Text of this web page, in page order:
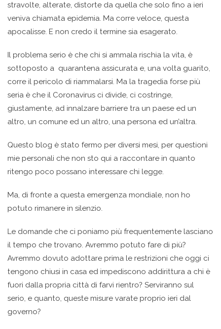
stravolte, alterate, distorte da quella che solo fino a ieri
veniva chiamata epidemia. Ma corre veloce, questa
apocalisse. E non credo il termine sia esagerato.
Il problema serio è che chi si ammala rischia la vita, è
sottoposto a quarantena assicurata e, una volta guarito,
corre il pericolo di riammalarsi. Ma la tragedia forse più
seria è che il Coronavirus ci divide, ci costringe,
giustamente, ad innalzare barriere tra un paese ed un
altro, un comune ed un altro, una persona ed un’altra.
Questo blog è stato fermo per diversi mesi, per questioni
mie personali che non sto qui a raccontare in quanto
ritengo poco possano interessare chi legge.
Ma, di fronte a questa emergenza mondiale, non ho
potuto rimanere in silenzio.
Le domande che ci poniamo più frequentemente lasciano
il tempo che trovano. Avremmo potuto fare di più?
Avremmo dovuto adottare prima le restrizioni che oggi ci
tengono chiusi in casa ed impediscono addirittura a chi è
fuori dalla propria città di farvi rientro? Serviranno sul
serio, e quanto, queste misure varate proprio ieri dal
governo?